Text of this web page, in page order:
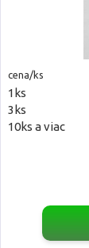
cena/ks
1ks
3ks
10ks a viac